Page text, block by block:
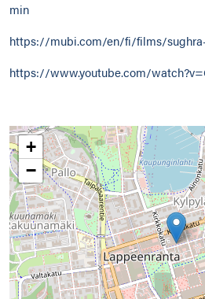
min
https://mubi.com/en/fi/films/
https://www.youtube.com/
+
−